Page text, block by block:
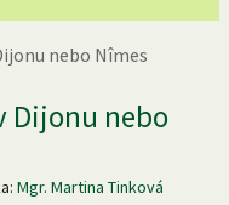
nebo Nîmes
Dijonu nebo
Mgr. Martina Tinková